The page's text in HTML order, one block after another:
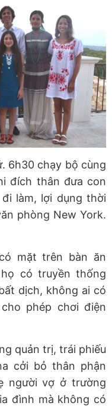
6h30 chạy bộ cùng
đích thân đưa con
làm, lợi dụng thời
phòng New York.
mặt trên bàn ăn
có truyền thống
dịch, không ai có
phép chơi điện
quản trị, trái phiếu
cởi bỏ thân phận
người vợ ở trường
đình mà không có